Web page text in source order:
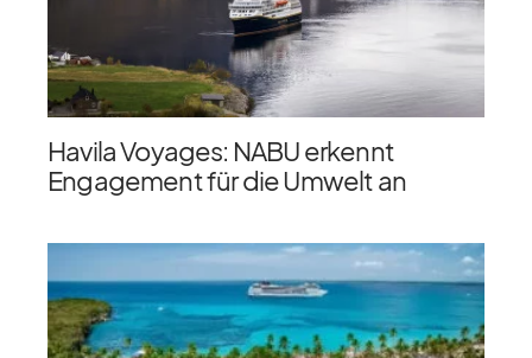
Havila Voyages: NABU erkennt
Engagement für die Umwelt an